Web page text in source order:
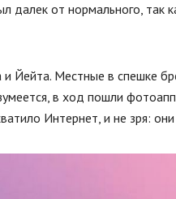
далек от нормального, так
Йейта. Местные в спешке
в ход пошли
Интернет, и не зря: